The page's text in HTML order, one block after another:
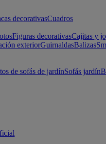
decorativasCuadros
Figuras decorativasCajitas y
exteriorGuirnaldasBalizas
de sofás de jardínSofás jardín